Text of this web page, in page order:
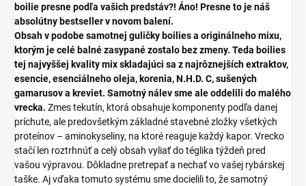
boilie presne podľa vašich predstáv?! Áno! Presne to je náš
absolútny bestseller v novom balení.
Obsah v podobe samotnej guličky boilies a originálneho mixu,
ktorým je celé balné zasypané zostalo bez zmeny. Teda boilies
tej najvyššej kvality mix skladajúci sa z najrôznejších extraktov,
esencie, esenciálneho oleja, korenia, N.H.D. C, sušených
gamarusov a kreviet. Samotný nálev sme ale oddelili do malého
vrecka. Zmes tekutín, ktorá obsahuje komponenty podľa danej
príchute, ale predovšetkým základné stavebné zložky všetkých
proteínov – aminokyseliny, na ktoré reaguje každý kapor. Vrecko
stačí len roztrhnúť a celý obsah vyliať do téglika týždeň pred
vašou výpravou. Dôkladne pretrepať a nechať vo vašej rybárskej
taške. Aj vďaka tomuto systému sme docielili to, že samotný